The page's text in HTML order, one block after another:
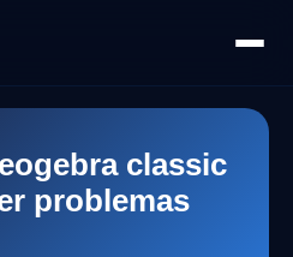
classic
problemas